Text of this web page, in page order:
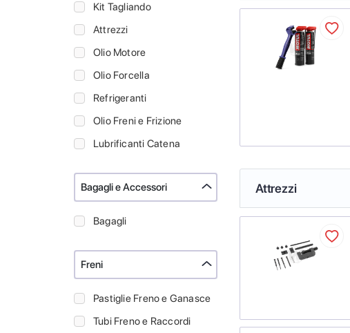
Kit Tagliando
Attrezzi
Olio Motore
Olio Forcella
Refrigeranti
Olio Freni e Frizione
Lubrificanti Catena
Bagagli e Accessori
Bagagli
Freni
Pastiglie Freno e Ganasce
Tubi Freno e Raccordi
Attrezzi